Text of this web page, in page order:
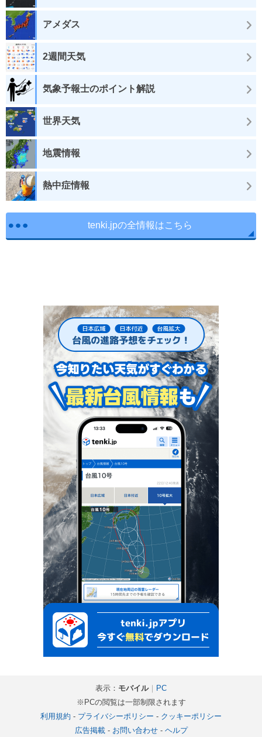
アメダス
2週間天気
気象予報士のポイント解説
世界天気
地震情報
熱中症情報
tenki.jpの全情報はこちら
表示： モバイル｜ PC
※PCの閲覧は一部制限されます
利用規約 - プライバシーポリシー - クッキーポリシー
広告掲載- お問い合わせ- ヘルプ